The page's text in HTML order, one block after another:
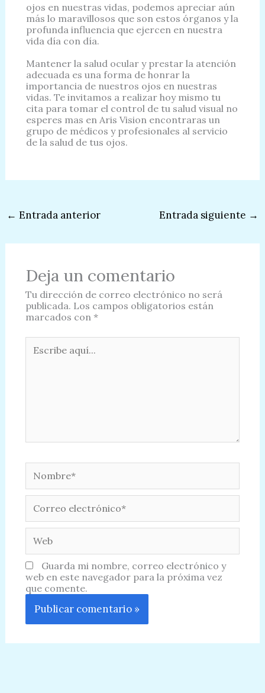
ojos en nuestras vidas, podemos apreciar aún
más lo maravillosos que son estos órganos y la
profunda influencia que ejercen en nuestra
vida día con día.
Mantener la salud ocular y prestar la atención
adecuada es una forma de honrar la
importancia de nuestros ojos en nuestras
vidas. Te invitamos a realizar hoy mismo tu
cita para tomar el control de tu salud visual no
esperes mas en Aris Vision encontraras un
grupo de médicos y profesionales al servicio
de la salud de tus ojos.
← Entrada anterior Entrada siguiente →
Deja un comentario
Tu dirección de correo electrónico no será
publicada. Los campos obligatorios están
marcados con *
aquí...
electrónico*
Guarda mi nombre, correo electrónico y
web en este navegador para la próxima vez
que comente.